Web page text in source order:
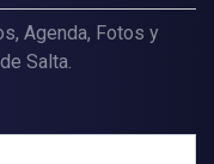
Agenda, Fotos y
Salta.